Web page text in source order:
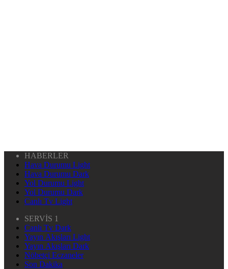
HABERLER
Hava Durumu Light
Hava Durumu Dark
Yol Durumu Light
Yol Durumu Dark
Canlı Tv Light
SERVİS 1
Canlı Tv Dark
Yayın Akışları Light
Yayın Akışları Dark
Nöbetçi Eczaneler
Son Dakika